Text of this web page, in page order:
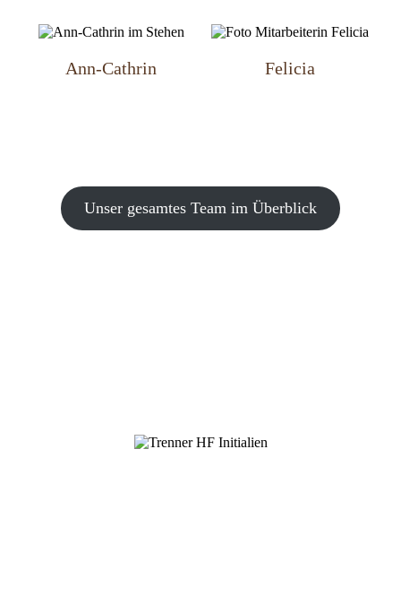
Ann-Cathrin Felicia
Unser gesamtes Team im Überblick